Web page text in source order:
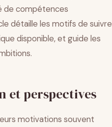
de compétences
détaille les motifs de suivre
disponible, et guide les
et perspectives
motivations souvent